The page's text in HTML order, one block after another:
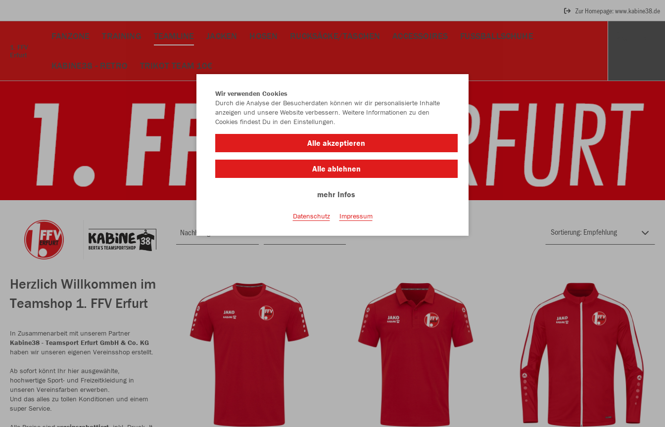
Zur Homepage: www.kabine38.de
1. FFV
Erfurt
FANZONE TRAINING TEAMLINE JACKEN HOSEN RUCKSÄCKE/TASCHEN ACCESSOIRES FUSSBALLSCHUHE
KABINE38 - RETRO TRIKOT TEAM 10€
Herzlich Willkommen im
Teamshop 1. FFV Erfurt
In Zusammenarbeit mit unserem Partner
Kabine38 - Teamsport Erfurt GmbH & Co. KG
haben wir unseren eigenen Vereinsshop erstellt.
Ab sofort könnt Ihr hier ausgewählte,
hochwertige Sport- und Freizeitkleidung in
unseren Vereinsfarben erwerben.
Und das alles zu tollen Konditionen und einem
super Service.
Nachhaltig
Wir verwenden Cookies
Durch die Analyse der Besucherdaten können wir dir personalisierte Inhalte
anzeigen und unsere Website verbessern. Weitere Informationen zu den
Cookies findest Du in den Einstellungen.
Alle akzeptieren
Alle ablehnen
mehr Infos
Datenschutz Impressum